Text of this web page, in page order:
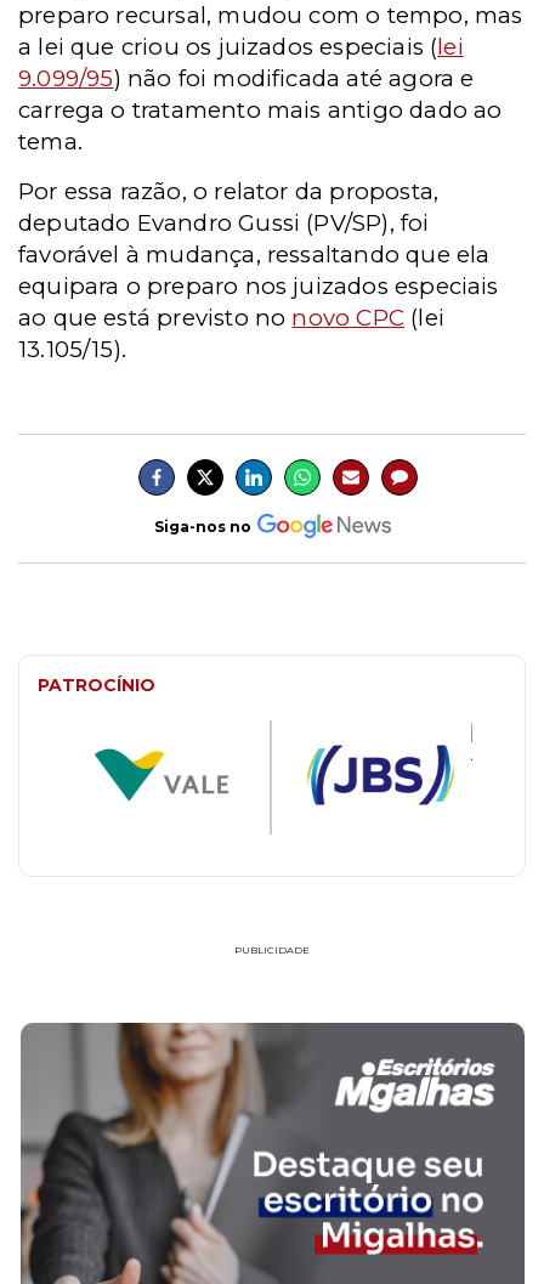
preparo recursal, mudou com o tempo, mas
a lei que criou os juizados especiais (lei
9.099/95) não foi modificada até agora e
carrega o tratamento mais antigo dado ao
tema.
Por essa razão, o relator da proposta,
deputado Evandro Gussi (PV/SP), foi
favorável à mudança, ressaltando que ela
equipara o preparo nos juizados especiais
ao que está previsto no novo CPC (lei
13.105/15).
Siga-nos no
PATROCÍNIO
PUBLICIDADE